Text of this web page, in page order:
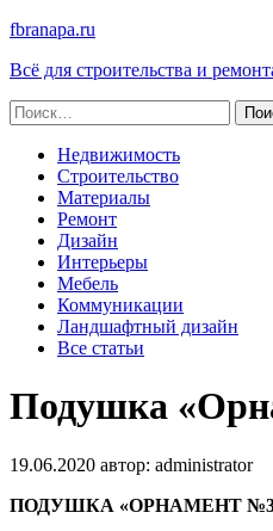
fbranapa.ru
Всё для строительства и
Найти:
Недвижимость
Строительство
Материалы
Ремонт
Дизайн
Интерьеры
Мебель
Коммуникации
Ландшафтный дизайн
Все статьи
Подушка
19.06.2020 автор: administrator
ПОДУШКА «ОРНАМЕНТ №3»